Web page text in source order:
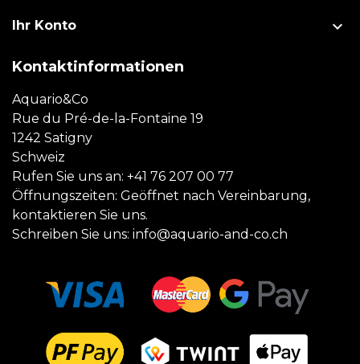
Ihr Konto 
Kontaktinformationen
Aquario&Co
Rue du Pré-de-la-Fontaine 19
1242 Satigny
Schweiz
Rufen Sie uns an: +41 76 207 00 77
Öffnungszeiten: Geöffnet nach Vereinbarung,
kontaktieren Sie uns.
Schreiben Sie uns: info@aquario-and-co.ch